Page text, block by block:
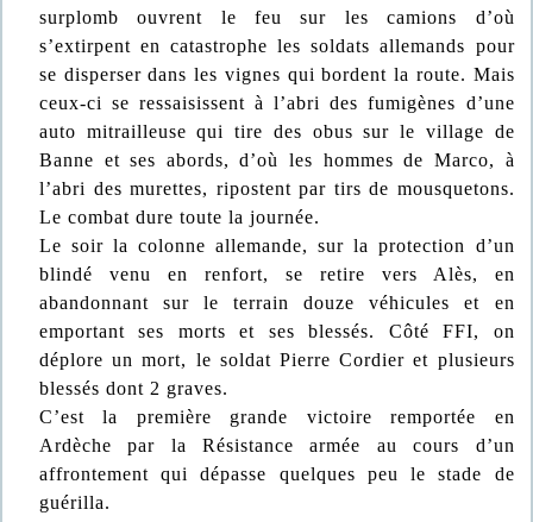
surplomb ouvrent le feu sur les camions d’où
s’extirpent en catastrophe les soldats allemands pour
se disperser dans les vignes qui bordent la route. Mais
ceux-ci se ressaisissent à l’abri des fumigènes d’une
auto mitrailleuse qui tire des obus sur le village de
Banne et ses abords, d’où les hommes de Marco, à
l’abri des murettes, ripostent par tirs de mousquetons.
Le combat dure toute la journée.
Le soir la colonne allemande, sur la protection d’un
blindé venu en renfort, se retire vers Alès, en
abandonnant sur le terrain douze véhicules et en
emportant ses morts et ses blessés. Côté FFI, on
déplore un mort, le soldat Pierre Cordier et plusieurs
blessés dont 2 graves.
C’est la première grande victoire remportée en
Ardèche par la Résistance armée au cours d’un
affrontement qui dépasse quelques peu le stade de
guérilla.